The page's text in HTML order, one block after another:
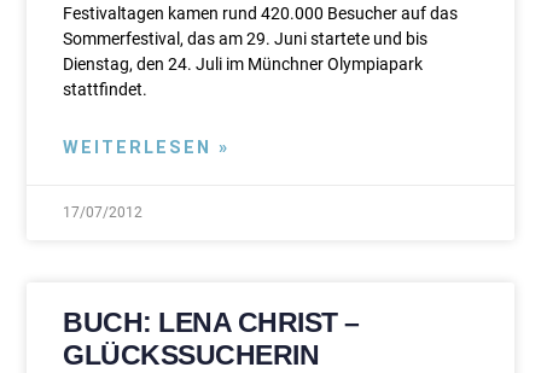
Festivaltagen kamen rund 420.000 Besucher auf das
Sommerfestival, das am 29. Juni startete und bis
Dienstag, den 24. Juli im Münchner Olympiapark
stattfindet.
WEITERLESEN »
17/07/2012
BUCH: LENA CHRIST –
GLÜCKSSUCHERIN